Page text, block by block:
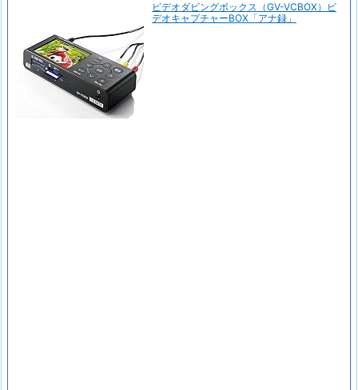
ビデオダビングボックス（GV-VCBOX）ビ
デオキャプチャーBOX「アナ録」